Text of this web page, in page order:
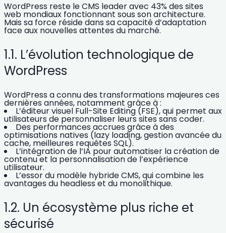
WordPress reste le CMS leader avec 43% des sites
web mondiaux fonctionnant sous son architecture.
Mais sa force réside dans sa capacité d’adaptation
face aux nouvelles attentes du marché.
1.1. L’évolution technologique de
WordPress
WordPress a connu des transformations majeures ces
dernières années, notamment grâce à :
L’éditeur visuel Full-Site Editing (FSE), qui permet aux
utilisateurs de personnaliser leurs sites sans coder.
Des performances accrues grâce à des
optimisations natives (lazy loading, gestion avancée du
cache, meilleures requêtes SQL).
L’intégration de l’IA pour automatiser la création de
contenu et la personnalisation de l’expérience
utilisateur.
L’essor du modèle hybride CMS, qui combine les
avantages du headless et du monolithique.
1.2. Un écosystème plus riche et
sécurisé